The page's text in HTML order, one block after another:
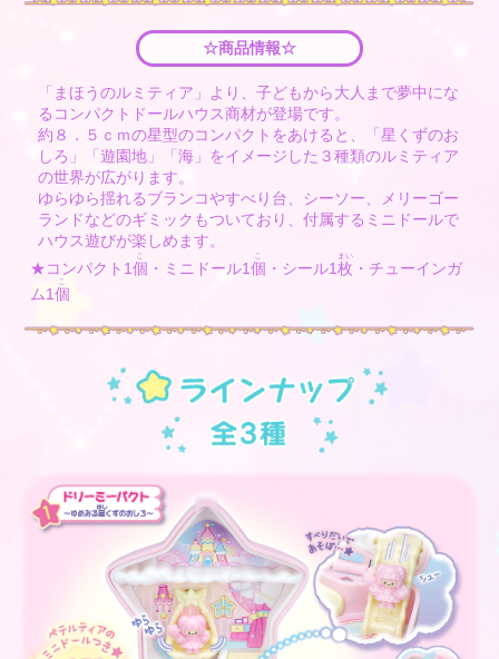
☆商品情報☆
「まほうのルミティア」より、子どもから大人まで夢中にな
るコンパクトドールハウス商材が登場です。
約８．５ｃｍの星型のコンパクトをあけると、「星くずのお
しろ」「遊園地」「海」をイメージした３種類のルミティア
の世界が広がります。
ゆらゆら揺れるブランコやすべり台、シーソー、メリーゴー
ランドなどのギミックもついており、付属するミニドールで
ハウス遊びが楽しめます。
★コンパクト1個
こ
・ミニドール1個
こ
・シール1枚
まい
・チューインガ
ム1個
こ